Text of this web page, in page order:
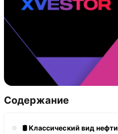
Содержание
🛢️ Классический вид нефти